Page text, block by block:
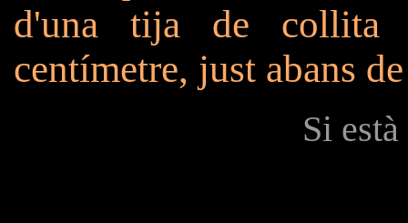
d'una tija de collita
centímetre, just abans
Si